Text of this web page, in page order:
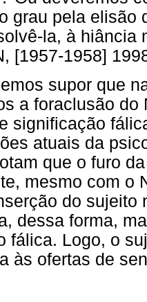
grau pela elisão
la, à hiância
[1957-1958]
supor que
a foraclusão
significação
atuais da
que o furo
mesmo com o
do sujeito
dessa forma,
fálica. Logo, o
às ofertas de